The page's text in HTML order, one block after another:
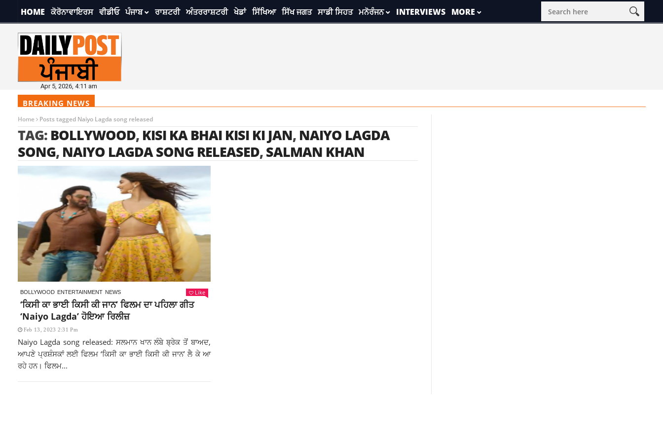
HOME ਕੋਰੋਨਾਵਾਇਰਸ ਵੀਡੀਓ ਪੰਜਾਬ ਰਾਸ਼ਟਰੀ ਅੰਤਰਰਾਸ਼ਟਰੀ ਖੇਡਾਂ ਸਿੱਖਿਆ ਸਿੱਖ ਜਗਤ ਸਾਡੀ ਸਿਹਤ ਮਨੋਰੰਜਨ INTERVIEWS MORE
Apr 5, 2026, 4:11 am
BREAKING NEWS
Home Posts tagged Naiyo Lagda song released
TAG: BOLLYWOOD, KISI KA BHAI KISI KI JAN, NAIYO LAGDA
SONG, NAIYO LAGDA SONG RELEASED,SALMAN KHAN
BOLLYWOOD ENTERTAINMENT NEWS Like
‘ਕਿਸੀ ਕਾ ਭਾਈ ਕਿਸੀ ਕੀ ਜਾਨ’ ਫਿਲਮ ਦਾ ਪਹਿਲਾ ਗੀਤ
‘Naiyo Lagda’ ਹੋਇਆ ਰਿਲੀਜ਼
Feb 13, 2023 2:31 Pm
Naiyo Lagda song released: ਸਲਮਾਨ ਖਾਨ ਲੰਬੇ ਬ੍ਰੇਕ ਤੋਂ ਬਾਅਦ,
ਆਪਣੇ ਪ੍ਰਸ਼ੰਸਕਾਂ ਲਈ ਫਿਲਮ ‘ਕਿਸੀ ਕਾ ਭਾਈ ਕਿਸੀ ਕੀ ਜਾਨ’ ਲੈ ਕੇ ਆ
ਰਹੇ ਹਨ। ਫਿਲਮ...